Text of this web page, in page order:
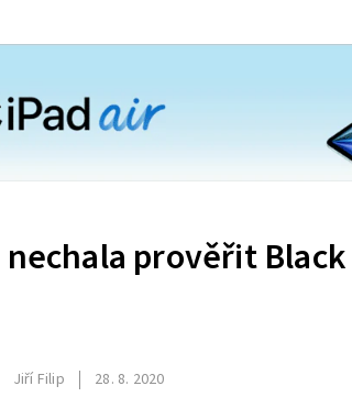
nechala prověřit
Jiří Filip 28. 8. 2020